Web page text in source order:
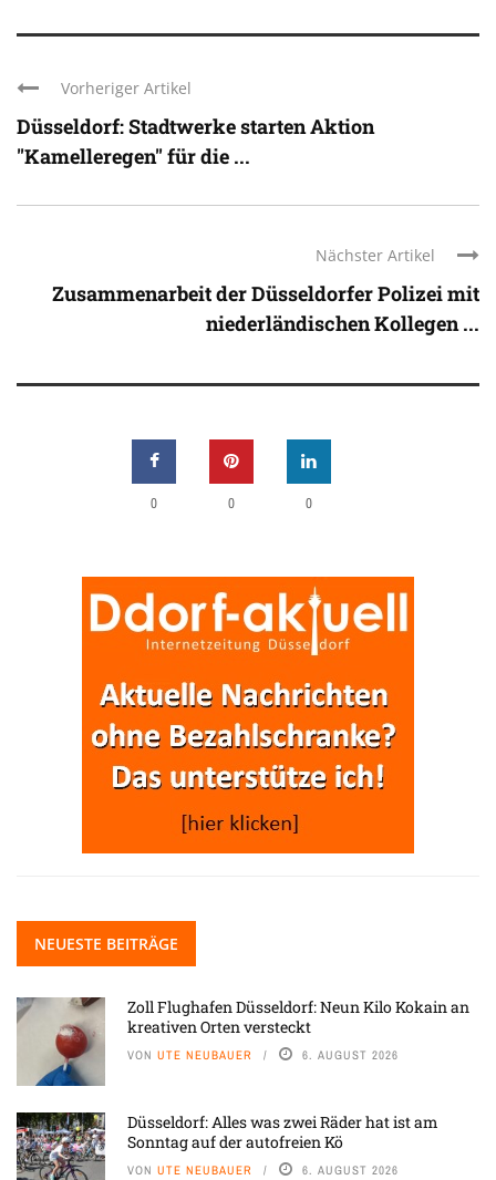
Vorheriger Artikel
Düsseldorf: Stadtwerke starten Aktion
"Kamelleregen" für die ...
Nächster Artikel
Zusammenarbeit der Düsseldorfer Polizei mit
niederländischen Kollegen ...
0 0 0
NEUESTE BEITRÄGE
Zoll Flughafen Düsseldorf: Neun Kilo Kokain an
kreativen Orten versteckt
VON UTE NEUBAUER 6. AUGUST 2026
Düsseldorf: Alles was zwei Räder hat ist am
Sonntag auf der autofreien Kö
VON UTE NEUBAUER 6. AUGUST 2026